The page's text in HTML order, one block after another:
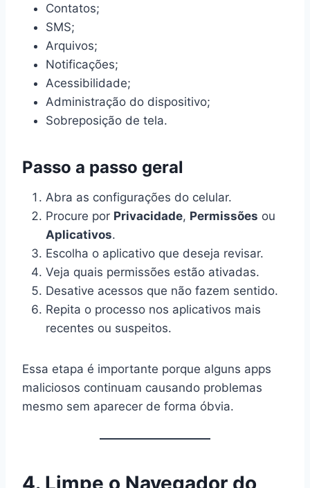
Contatos;
SMS;
Arquivos;
Notificações;
Acessibilidade;
Administração do dispositivo;
Sobreposição de tela.
Passo a passo geral
Abra as configurações do celular.
Procure por Privacidade, Permissões ou
Aplicativos.
Escolha o aplicativo que deseja revisar.
Veja quais permissões estão ativadas.
Desative acessos que não fazem sentido.
Repita o processo nos aplicativos mais
recentes ou suspeitos.
Essa etapa é importante porque alguns apps
maliciosos continuam causando problemas
mesmo sem aparecer de forma óbvia.
4. Limpe o Navegador do